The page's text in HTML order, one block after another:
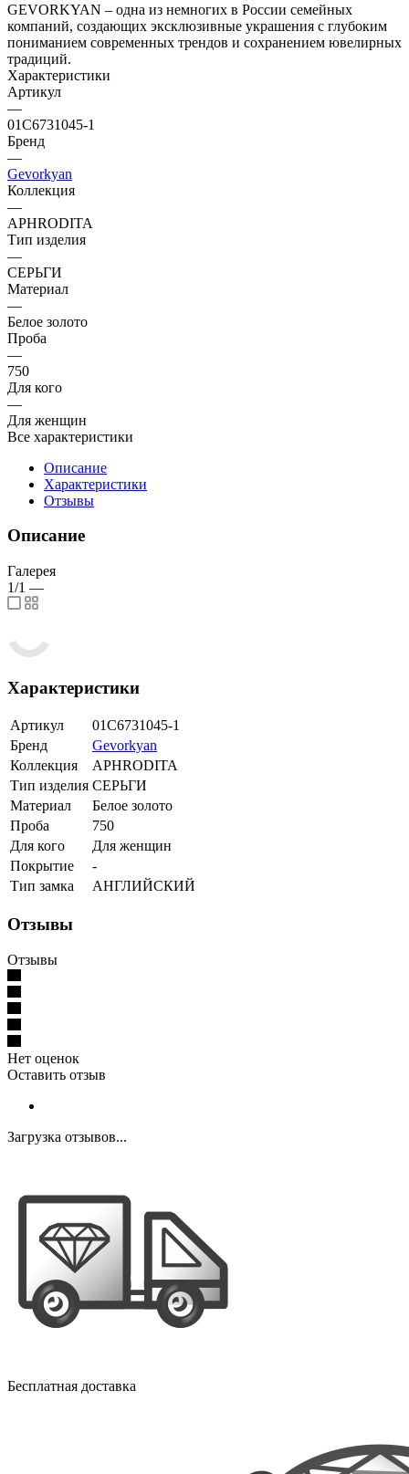
GEVORKYAN – одна из немногих в России семейных
компаний, создающих эксклюзивные украшения с глубоким
пониманием современных трендов и сохранением ювелирных
традиций.
Характеристики
Артикул
—
01С6731045-1
Бренд
—
Gevorkyan
Коллекция
—
APHRODITA
Тип изделия
—
СЕРЬГИ
Материал
—
Белое золото
Проба
—
750
Для кого
—
Для женщин
Все характеристики
Описание
Характеристики
Отзывы
Описание
Галерея
1/1 —
Характеристики
Артикул
01С6731045-1
Бренд
Gevorkyan
Коллекция
APHRODITA
Тип изделия СЕРЬГИ
Материал
Белое золото
Проба
750
Для кого
Для женщин
Покрытие
-
Тип замка
АНГЛИЙСКИЙ
Отзывы
Отзывы
Нет оценок
Оставить отзыв
Загрузка отзывов...
Бесплатная доставка